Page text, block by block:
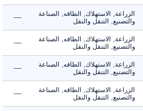
الزراعة, الاستهلاك, الطاقه, الصناعة
والتصنيع, التنقل والنقل
----
الزراعة, الاستهلاك, الطاقه, الصناعة
والتصنيع, التنقل والنقل
----
الزراعة, الاستهلاك, الطاقه, الصناعة
والتصنيع, التنقل والنقل
----
الزراعة, الاستهلاك, الطاقه, الصناعة
والتصنيع, التنقل والنقل
----